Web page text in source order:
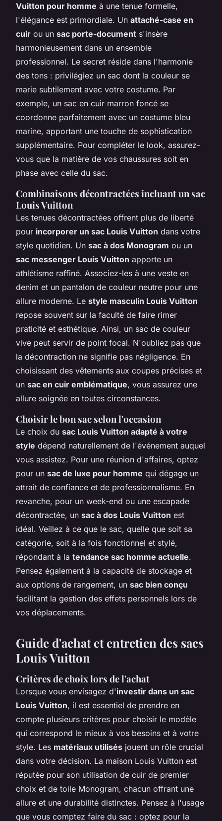
Vuitton pour homme à une tenue formelle,
l'élégance est primordiale. Un attaché-case en
cuir ou un sac porte-document s'insère
harmonieusement dans un ensemble
professionnel. Le secret réside dans l'harmonie
des tons : privilégiez un sac dont la couleur se
marie subtilement avec votre costume. Par
exemple, un sac en cuir marron foncé se
coordonne parfaitement avec un costume bleu
marine, apportant une touche de sophistication
supplémentaire. Pour compléter le look, assurez-
vous que la matière de vos chaussures soit en
phase avec celle du sac.
Combinaisons décontractées incluant un sac
Louis Vuitton
Les tenues décontractées offrent plus de liberté
pour incorporer un sac Louis Vuitton dans votre
style quotidien. Un sac à dos Monogram ou un
sac messenger Louis Vuitton apporte un
athlétisme raffiné. Associez-les à une veste en
denim et un pantalon de couleur neutre pour une
allure moderne. Le style masculin Louis Vuitton
repose souvent sur la faculté de faire rimer
praticité et esthétique. Ainsi, un sac de couleur
vive peut servir de point focal. N'oubliez pas que
la décontraction ne signifie pas négligence. En
choisissant des vêtements aux coupes précises et
un sac en cuir emblématique, vous assurez une
allure soignée en toutes circonstances.
Choisir le bon sac selon l'occasion
Le choix du sac Louis Vuitton adapté à votre
style dépend naturellement de l'événement auquel
vous assistez. Pour une réunion d'affaires, optez
pour un sac de luxe pour homme qui dégage un
attrait de confiance et de professionnalisme. En
revanche, pour un week-end ou une escapade
décontractée, un sac à dos Louis Vuitton est
idéal. Veillez à ce que le sac, quelle que soit sa
catégorie, soit à la fois fonctionnel et stylé,
répondant à la tendance sac homme actuelle.
Pensez également à la capacité de stockage et
aux options de rangement, un sac bien conçu
facilitant la gestion des effets personnels lors de
vos déplacements.
Guide d'achat et entretien des sacs
Louis Vuitton
Critères de choix lors de l'achat
Lorsque vous envisagez d'investir dans un sac
Louis Vuitton, il est essentiel de prendre en
compte plusieurs critères pour choisir le modèle
qui correspond le mieux à vos besoins et à votre
style. Les matériaux utilisés jouent un rôle crucial
dans votre décision. La maison Louis Vuitton est
réputée pour son utilisation de cuir de premier
choix et de toile Monogram, chacun offrant une
allure et une durabilité distinctes. Pensez à l'usage
que vous comptez faire du sac : optez pour la